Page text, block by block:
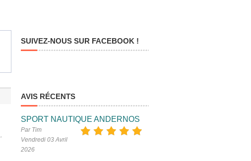
SUIVEZ-NOUS SUR FACEBOOK !
AVIS RÉCENTS
SPORT NAUTIQUE ANDERNOS
Par Tim
Vendredi 03 Avril
2026